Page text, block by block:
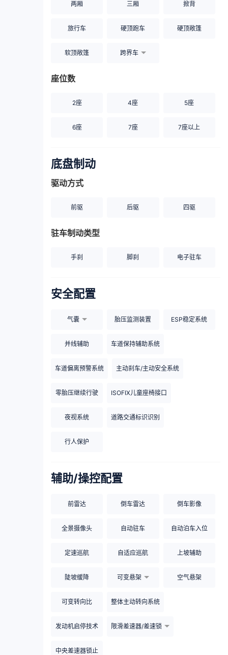
两厢 三厢 掀背
旅行车 硬顶跑车 硬顶敞篷
软顶敞篷 跨界车
座位数
2座 4座 5座
6座 7座 7座以上
底盘制动
驱动方式
前驱 后驱 四驱
驻车制动类型
手刹 脚刹 电子驻车
安全配置
气囊 胎压监测装置 ESP稳定系统
并线辅助 车道保持辅助系统
车道偏离预警系统 主动刹车/主动安全系统
零胎压继续行驶 ISOFIX儿童座椅接口
夜视系统 道路交通标识识别
行人保护
辅助/操控配置
前雷达 倒车雷达 倒车影像
全景摄像头 自动驻车 自动泊车入位
定速巡航 自适应巡航 上坡辅助
陡坡缓降 可变悬架 空气悬架
可变转向比 整体主动转向系统
发动机启停技术 限滑差速器/差速锁
中央差速器锁止